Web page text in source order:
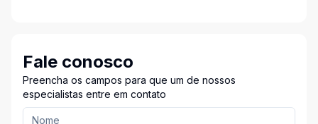
Fale conosco
Preencha os campos para que um de nossos
especialistas entre em contato